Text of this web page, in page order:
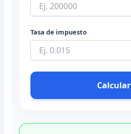
Tasa de impuesto
Calcular